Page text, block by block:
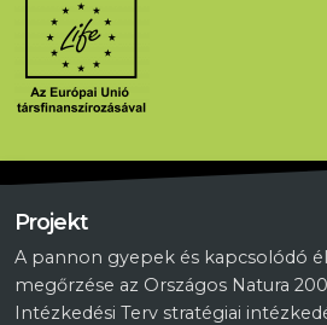
Projekt
A pannon gyepek és kapcsolódó
megőrzése az Országos Natura
Intézkedési Terv stratégiai